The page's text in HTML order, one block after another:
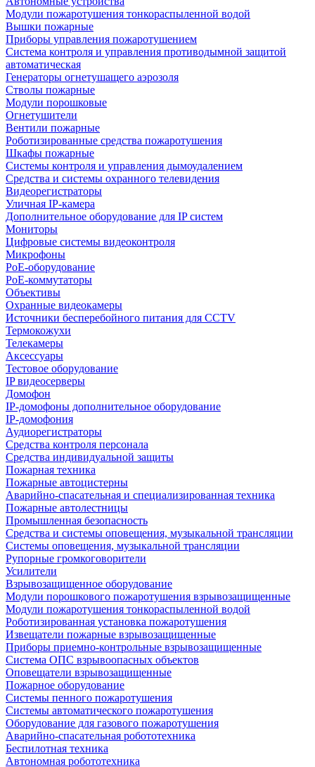
Модули пожаротушения тонкораспыленной водой
Вышки пожарные
Приборы управления пожаротушением
Система контроля и управления противодымной защитой
автоматическая
Генераторы огнетушащего аэрозоля
Стволы пожарные
Модули порошковые
Огнетушители
Вентили пожарные
Роботизированные средства пожаротушения
Шкафы пожарные
Системы контроля и управления дымоудалением
Средства и системы охранного телевидения
Видеорегистраторы
Уличная IP-камера
Дополнительное оборудование для IP систем
Мониторы
Цифровые системы видеоконтроля
Микрофоны
PoE-оборудование
PoE-коммутаторы
Объективы
Охранные видеокамеры
Источники бесперебойного питания для CCTV
Термокожухи
Телекамеры
Аксессуары
Тестовое оборудование
IP видеосерверы
Домофон
IP-домофоны дополнительное оборудование
IP-домофония
Аудиорегистраторы
Средства контроля персонала
Средства индивидуальной защиты
Пожарная техника
Пожарные автоцистерны
Аварийно-спасательная и специализированная техника
Пожарные автолестницы
Промышленная безопасность
Средства и системы оповещения, музыкальной трансляции
Системы оповещения, музыкальной трансляции
Рупорные громкоговорители
Усилители
Взрывозащищенное оборудование
Модули порошкового пожаротушения взрывозащищенные
Модули пожаротушения тонкораспыленной водой
Роботизированная установка пожаротушения
Извещатели пожарные взрывозащищенные
Приборы приемно-контрольные взрывозащищенные
Система ОПС взрывоопасных объектов
Оповещатели взрывозащищенные
Пожарное оборудование
Системы пенного пожаротушения
Системы автоматического пожаротушения
Оборудование для газового пожаротушения
Аварийно-спасательная робототехника
Беспилотная техника
Автономная робототехника